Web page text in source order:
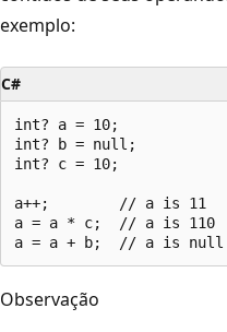
exemplo:
C#
int? a = 10;
int? b = null;
int? c = 10;
a++;        // a is 11
a = a * c;  // a is 110
Observação